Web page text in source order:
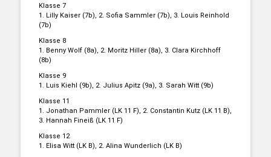
Klasse 7
1. Lilly Kaiser (7b), 2. Sofia Sammler (7b), 3. Louis Reinhold
(7b)
Klasse 8
1. Benny Wolf (8a), 2. Moritz Hiller (8a), 3. Clara Kirchhoff
(8b)
Klasse 9
1. Luis Kiehl (9b), 2. Julius Apitz (9a), 3. Sarah Witt (9b)
Klasse 11
1. Jonathan Pammler (LK 11 F), 2. Constantin Kutz (LK 11 B),
3. Hannah Fineiß (LK 11 F)
Klasse 12
1. Elisa Witt (LK B), 2. Alina Wunderlich (LK B)